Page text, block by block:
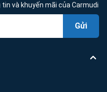
và khuyến mãi của Carmudi
Gửi